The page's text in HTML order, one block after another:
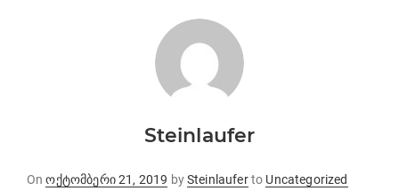
Steinlaufer
OnPosted
ოქტომბერი 21, 2019 bySteinlauferto Uncategorized